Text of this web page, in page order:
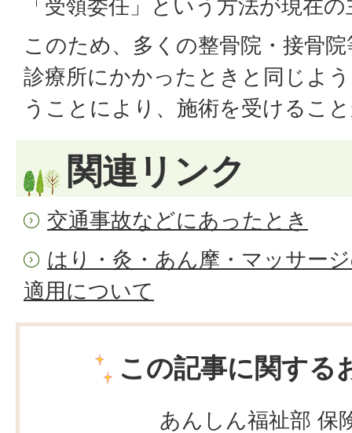
「受領委任」という方法が現在
このため、多くの整骨院・接骨
診療所にかかったときと同じよ
うことにより、施術を受けるこ
関連リンク
交通事故などにあったとき
はり・灸・あん摩・マッサー
適用について
この記事に関する
あんしん福祉部 保